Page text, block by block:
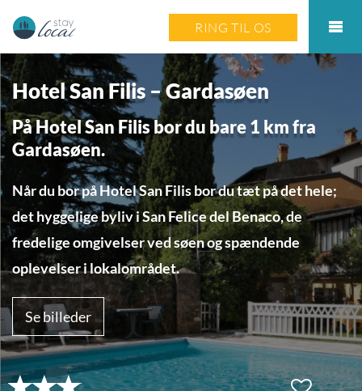
RING TIL OS
Hotel San Filis – Gardasøen
På Hotel San Filis bor du bare 1 km fra
Gardasøen.
Når du bor på Hotel San Filis bor du tæt på det hele;
det hyggelige byliv i San Felice del Benaco, de
fredelige omgivelser ved søen og spændende
oplevelser i lokalområdet.
Se billeder